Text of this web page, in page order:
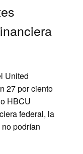
United
27 por ciento
HBCU
federal, la
podrían